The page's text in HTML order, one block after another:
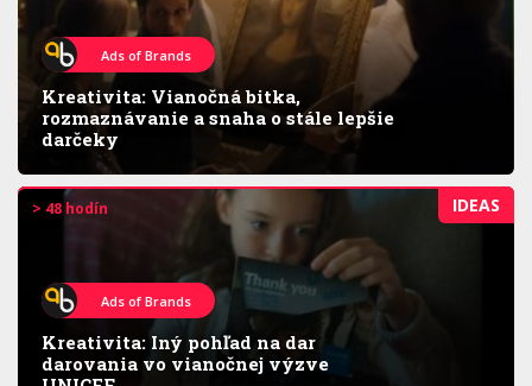
Ads of Brands
Kreativita: Vianočná bitka,
rozmaznávanie a snaha o stále lepšie
darčeky
IDEAS
> 48 hodín
Ads of Brands
Kreativita: Iný pohľad na dar
darovania vo vianočnej výzve